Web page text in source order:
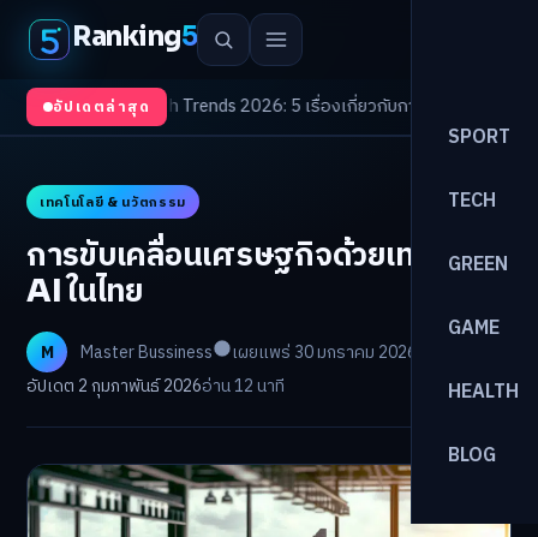
Ranking5
SPORT
TECH
GREEN
GAME
HEALTH
BLOG
อัปเดตล่าสุด
Health Trends 2026: 5 เรื่องเกี่ยวกับการแพทย์ที่ควรรู้
เทคโนโลยี & นวัตกรรม
การขับเคลื่อนเศรษฐกิจด้วยเทคโนโลยี
AI ในไทย
M Master Bussiness
เผยแพร่ 30 มกราคม 2026
อัปเดต 2 กุมภาพันธ์ 2026อ่าน 12 นาที